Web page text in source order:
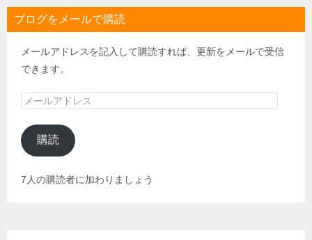
ブログをメールで購読
メールアドレスを記入して購読すれば、更新をメールで受信
できます。
メ
ル
ア
レ
購読
7人の購読者に加わりましょう